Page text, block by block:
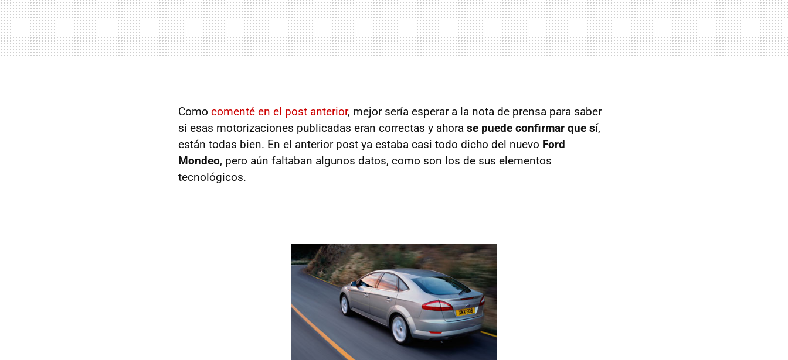
Como comenté en el post anterior, mejor sería esperar a la nota de prensa para saber
si esas motorizaciones publicadas eran correctas y ahora se puede confirmar que sí,
están todas bien. En el anterior post ya estaba casi todo dicho del nuevo Ford
Mondeo, pero aún faltaban algunos datos, como son los de sus elementos
tecnológicos.